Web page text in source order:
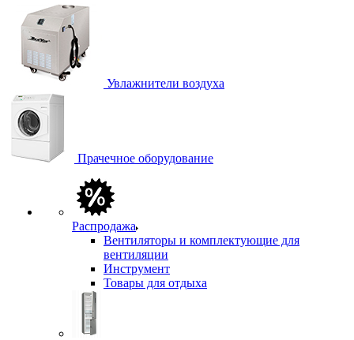
Увлажнители воздуха
Прачечное оборудование
Распродажа
Вентиляторы и комплектующие для
вентиляции
Инструмент
Товары для отдыха